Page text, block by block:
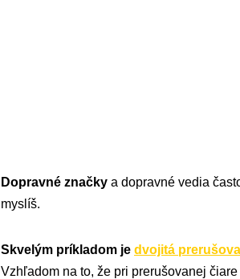
Dopravné značky a dopravné vedia
myslíš.
Skvelým príkladom je dvojitá
Vzhľadom na to, že pri prerušovanej